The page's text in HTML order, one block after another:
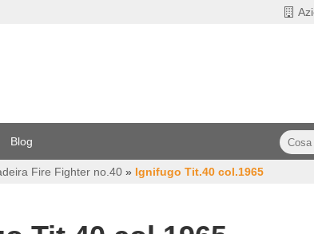
Blog
Fire Fighter no.40 » Ignifugo Tit.40 col.1965